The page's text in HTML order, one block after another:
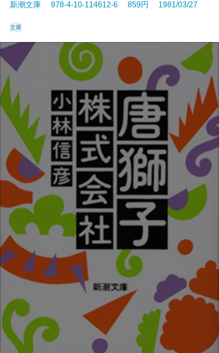
新潮文庫 978-4-10-114612-6 859円 1981/03/27
文庫